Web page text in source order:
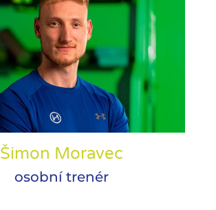
Šimon Moravec
osobní trenér